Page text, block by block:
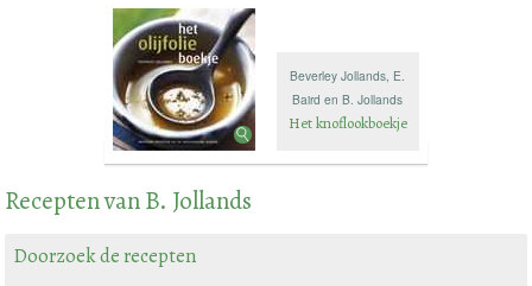
Beverley Jollands, E.
Baird en B. Jollands
Het knoflookboekje
Recepten van B. Jollands
Doorzoek de recepten